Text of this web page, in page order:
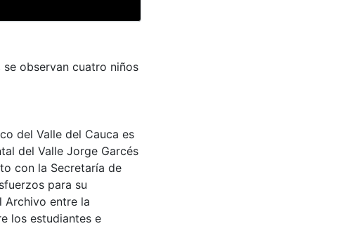
observan cuatro niños
del Valle del Cauca es
del Valle Jorge Garcés
con la Secretaría de
para su
Archivo entre la
los estudiantes e